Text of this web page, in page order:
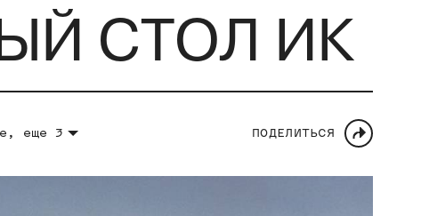
СТОЛ ИК
, еще 3 ПОДЕЛИТЬСЯ